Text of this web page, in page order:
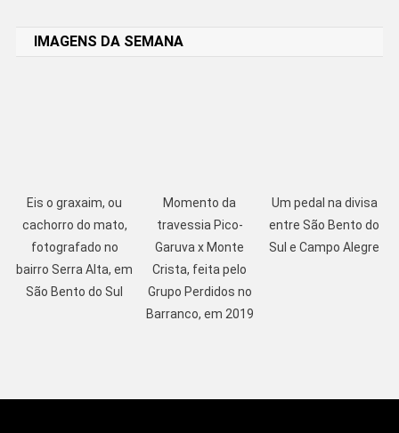
IMAGENS DA SEMANA
Eis o graxaim, ou
cachorro do mato,
fotografado no
bairro Serra Alta, em
São Bento do Sul
Momento da
travessia Pico-
Garuva x Monte
Crista, feita pelo
Grupo Perdidos no
Barranco, em 2019
Um pedal na divisa
entre São Bento do
Sul e Campo Alegre